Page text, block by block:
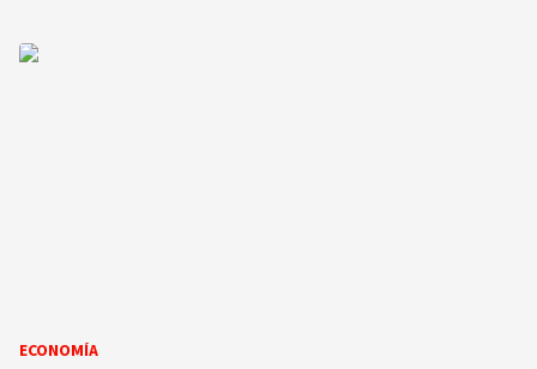
ECONOMÍA